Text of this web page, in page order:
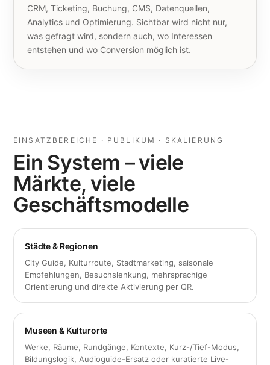
CRM, Ticketing, Buchung, CMS, Datenquellen,
Analytics und Optimierung. Sichtbar wird nicht nur,
was gefragt wird, sondern auch, wo Interessen
entstehen und wo Conversion möglich ist.
EINSATZBEREICHE · PUBLIKUM · SKALIERUNG
Ein System – viele
Märkte, viele
Geschäftsmodelle
Städte & Regionen
City Guide, Kulturroute, Stadtmarketing, saisonale
Empfehlungen, Besuchslenkung, mehrsprachige
Orientierung und direkte Aktivierung per QR.
Museen & Kulturorte
Werke, Räume, Rundgänge, Kontexte, Kurz-/Tief-Modus,
Bildungslogik, Audioguide-Ersatz oder kuratierte Live-